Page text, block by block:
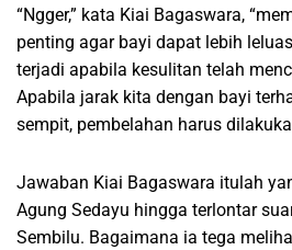
“Ngger,” kata Kiai Bagaswara,
penting agar bayi dapat lebih
terjadi apabila kesulitan telah
Apabila jarak kita dengan bayi
sempit, pembelahan harus
Jawaban Kiai Bagaswara itulah
Agung Sedayu hingga terlontar
Sembilu. Bagaimana ia tega